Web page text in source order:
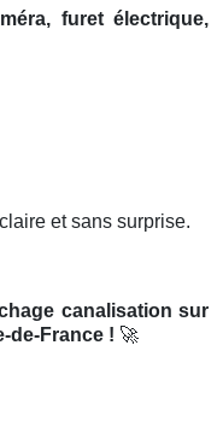
furet électrique,
et sans surprise.
canalisation sur
de-France ! 🚀